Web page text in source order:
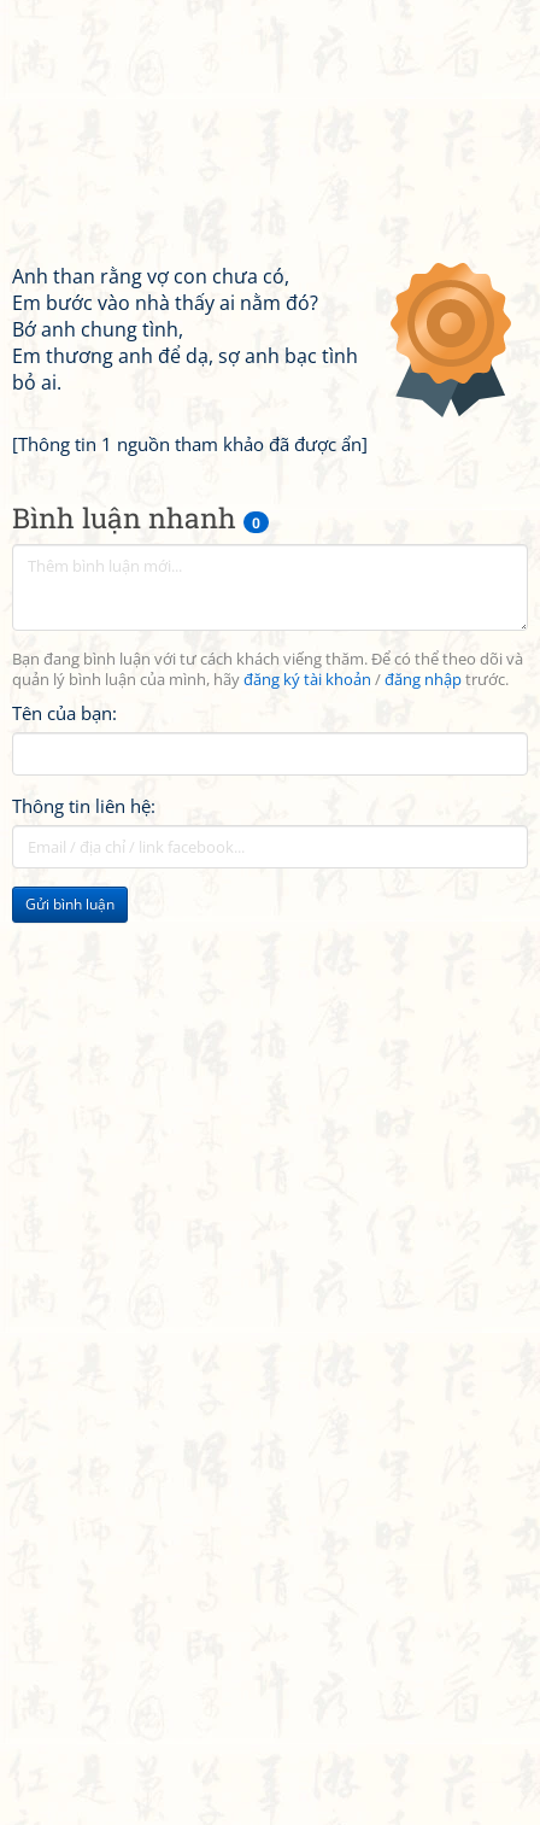
Bình luận nhanh 0
Bạn đang bình luận với tư cách khách viếng thăm. Để có thể theo dõi và
quản lý bình luận của mình, hãyđăng ký tài khoản /đăng nhậptrước.
Tên của bạn:
Thông tin liên hệ:
Gửi bình luận
Anh than rằng vợ con chưa có,
Em bước vào nhà thấy ai nằm đó?
Bớ anh chung tình,
Em thương anh để dạ, sợ anh bạc tình
bỏ ai.
[Thông tin 1 nguồn tham khảo đã được ẩn]